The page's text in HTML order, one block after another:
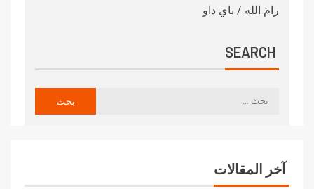
رامَ الله / باي داو
SEARCH
آخر المقالات